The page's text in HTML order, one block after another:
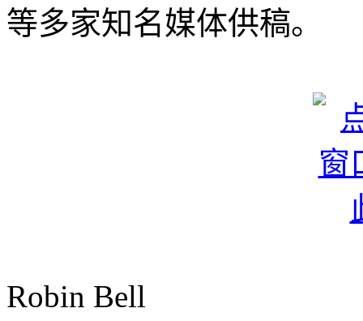
等多家知名媒体供稿。
Robin Bell